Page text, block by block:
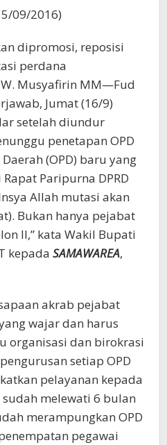
09/2016)
dipromosi, reposisi
perdana
Musyafirin MM—Fud
Jumat (16/9)
setelah diundur
penetapan OPD
(OPD) baru yang
Paripurna DPRD
Allah mutasi akan
Bukan hanya pejabat
II,” kata Wakil Bupati
kepada SAMAWAREA,
akrab pejabat
wajar dan harus
organisasi dan birokrasi
setiap OPD
pelayanan kepada
melewati 6 bulan
merampungkan OPD
pegawai